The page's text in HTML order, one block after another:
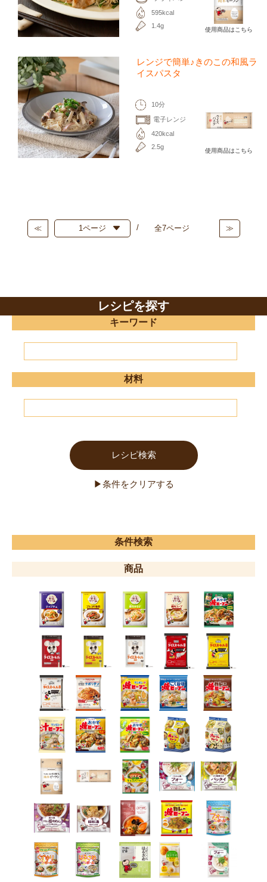
595kcal
1.4g
使用商品はこちら
レンジで簡単♪きのこの和風ラ
イスパスタ
10分
電子レンジ
420kcal
2.5g
使用商品はこちら
≪ 全7ページ ≫
レシピを探す
キーワード
材料
条件検索
商品